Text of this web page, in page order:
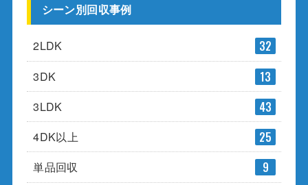
シーン別回収事例
2LDK 32
3DK 13
3LDK 43
4DK以上 25
単品回収 9